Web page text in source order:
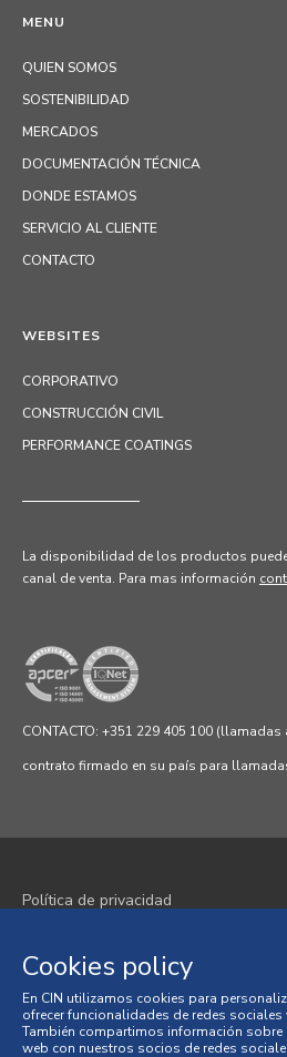
MENU
QUIEN SOMOS
SOSTENIBILIDAD
MERCADOS
DOCUMENTACIÓN TÉCNICA
DONDE ESTAMOS
SERVICIO AL CLIENTE
CONTACTO
WEBSITES
CORPORATIVO
CONSTRUCCIÓN CIVIL
PERFORMANCE COATINGS
La disponibilidad de los productos
canal de venta. Para mas información
CONTACTO: +351 229 405 100
contrato firmado en su país para
Política de privacidad
Términos y condiciones
Condiciones generales de venta
Cookies policy
En CIN utilizamos cookies para
ofrecer funcionalidades de redes
También compartimos información sobre
web con nuestros socios de redes